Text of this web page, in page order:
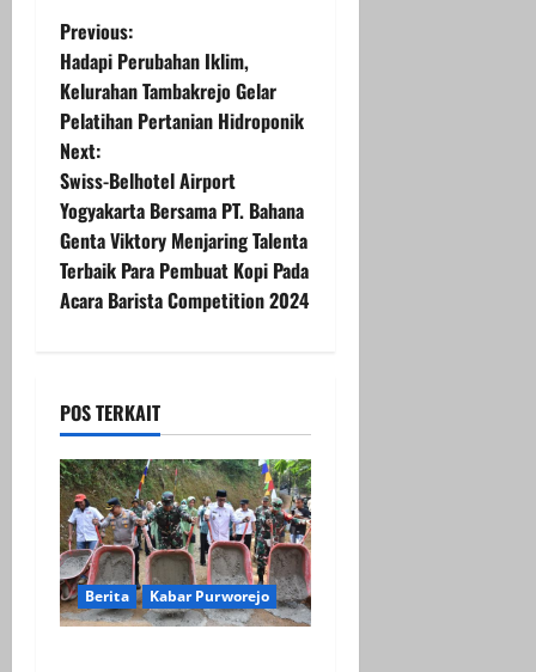
P
o
s
t
n
a
i
g
a
t
i
o
Previous:
Hadapi Perubahan Iklim,
Kelurahan Tambakrejo Gelar
Pelatihan Pertanian Hidroponik
Next:
Swiss-Belhotel Airport
Yogyakarta Bersama PT. Bahana
Genta Viktory Menjaring Talenta
Terbaik Para Pembuat Kopi Pada
Acara Barista Competition 2024
POS TERKAIT
Berita Kabar Purworejo